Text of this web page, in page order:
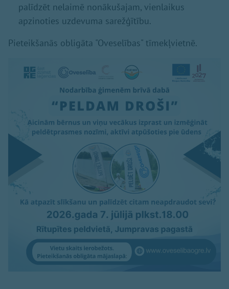
palīdzēt nelaimē nonākušajam, vienlaikus
apzinoties uzdevuma sarežģītību.
Pieteikšanās obligāta "Oveselības" tīmekļvietnē.